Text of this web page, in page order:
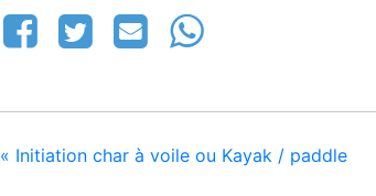
« Initiation char à voile ou Kayak / paddle